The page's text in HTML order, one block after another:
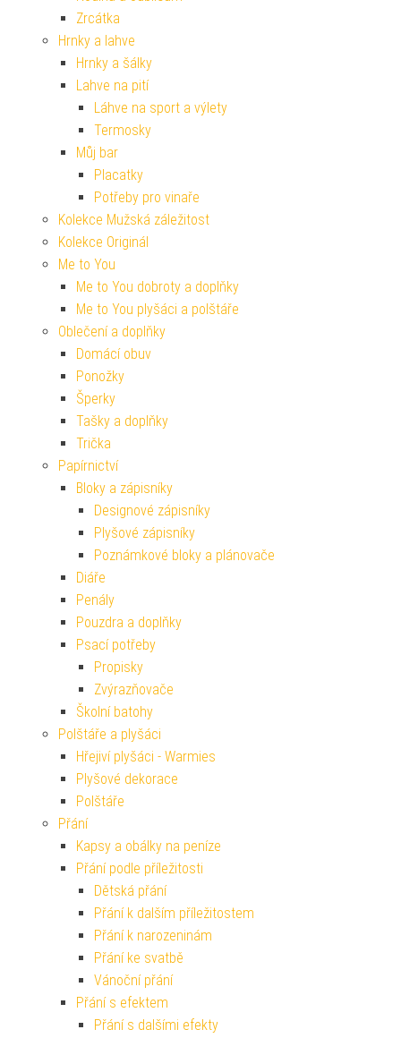
Zrcátka
Hrnky a lahve
Hrnky a šálky
Lahve na pití
Láhve na sport a výlety
Termosky
Můj bar
Placatky
Potřeby pro vinaře
Kolekce Mužská záležitost
Kolekce Originál
Me to You
Me to You dobroty a doplňky
Me to You plyšáci a polštáře
Oblečení a doplňky
Domácí obuv
Ponožky
Šperky
Tašky a doplňky
Trička
Papírnictví
Bloky a zápisníky
Designové zápisníky
Plyšové zápisníky
Poznámkové bloky a plánovače
Diáře
Penály
Pouzdra a doplňky
Psací potřeby
Propisky
Zvýrazňovače
Školní batohy
Polštáře a plyšáci
Hřejiví plyšáci - Warmies
Plyšové dekorace
Polštáře
Přání
Kapsy a obálky na peníze
Přání podle příležitosti
Dětská přání
Přání k dalším příležitostem
Přání k narozeninám
Přání ke svatbě
Vánoční přání
Přání s efektem
Přání s dalšími efekty